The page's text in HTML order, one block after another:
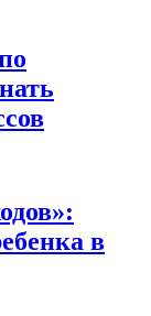
в